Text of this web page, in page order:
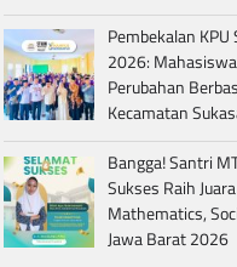
Pembekalan
2026:
Perubahan
Kecamatan
Bangga! Santri
Sukses Raih
Mathematics,
Jawa Barat 2026